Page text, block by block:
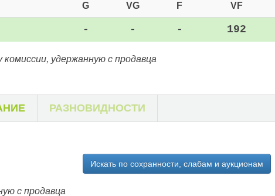
G VG F VF
- - - 192
удержанную с продавца
РАЗНОВИДНОСТИ
Искать по сохранности, слабам и аукционам
с продавца